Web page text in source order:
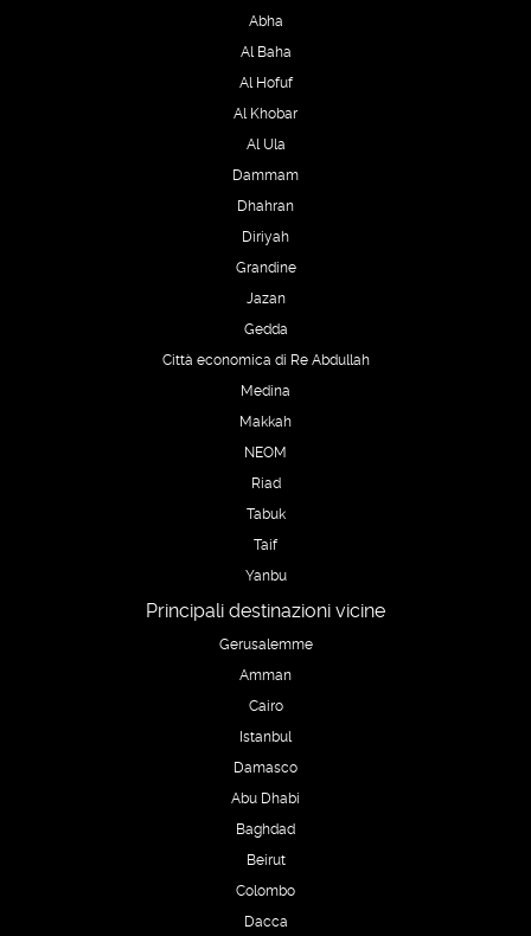
Abha
Al Baha
Al Hofuf
Al Khobar
Al Ula
Dammam
Dhahran
Diriyah
Grandine
Jazan
Gedda
Città economica di Re Abdullah
Medina
Makkah
NEOM
Riad
Tabuk
Taif
Yanbu
Principali destinazioni vicine
Gerusalemme
Amman
Cairo
Istanbul
Damasco
Abu Dhabi
Baghdad
Beirut
Colombo
Dacca